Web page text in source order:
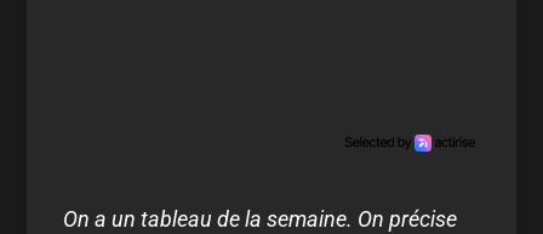
On a un tableau de la semaine. On précise